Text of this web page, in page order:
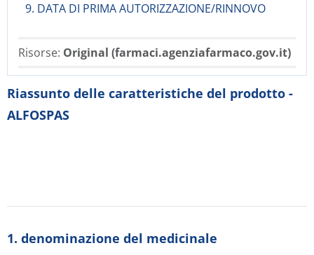
9. DATA DI PRIMA AUTORIZZAZIONE/RINNOVO
Risorse: Original (farmaci.agenziafarmaco.gov.it)
Riassunto delle caratteristiche del prodotto -
ALFOSPAS
1. denominazione del medicinale